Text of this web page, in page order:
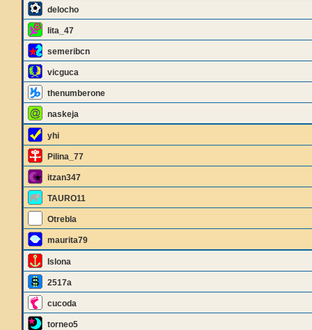
delocho
lita_47
semeribcn
vicguca
thenumberone
naskeja
yhi
Pilina_77
itzan347
TAURO11
Otrebla
maurita79
Islona
2517a
cucoda
torneo5